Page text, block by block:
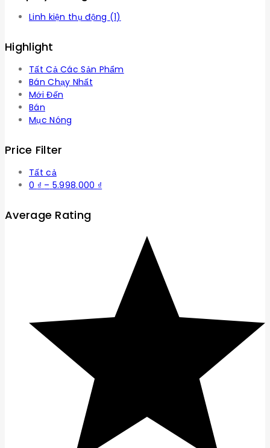
Linh kiện thụ động (1)
Highlight
Tất Cả Các Sản Phẩm
Bán Chạy Nhất
Mới Đến
Bán
Mục Nóng
Price Filter
Tất cả
0 ₫ – 5.998.000 ₫
5.998.000 ₫
Average Rating